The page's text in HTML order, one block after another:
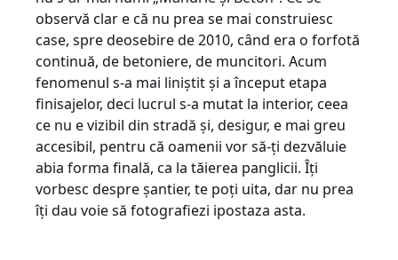
observă clar e că nu prea se mai construiesc
case, spre deosebire de 2010, când era o forfotă
continuă, de betoniere, de muncitori. Acum
fenomenul s-a mai liniștit și a început etapa
finisajelor, deci lucrul s-a mutat la interior, ceea
ce nu e vizibil din stradă și, desigur, e mai greu
accesibil, pentru că oamenii vor să-ți dezvăluie
abia forma finală, ca la tăierea panglicii. Îți
vorbesc despre șantier, te poți uita, dar nu prea
îți dau voie să fotografiezi ipostaza asta.